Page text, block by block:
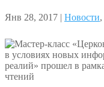
Янв 28, 2017 | Новости,